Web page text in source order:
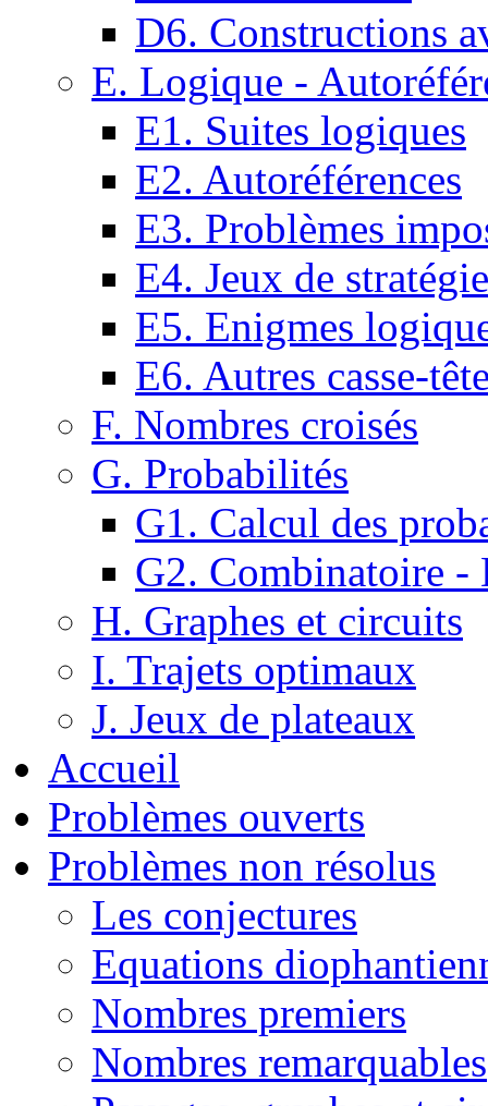
D6. Constructions
E. Logique -
E1. Suites logiques
E2. Autoréférences
E3. Problèmes
E4. Jeux de stratégie
E5. Enigmes
E6. Autres casse-
F. Nombres croisés
G. Probabilités
G1. Calcul des
G2. Combinatoire -
H. Graphes et circuits
I. Trajets optimaux
J. Jeux de plateaux
Accueil
Problèmes ouverts
Problèmes non résolus
Les conjectures
Equations
Nombres premiers
Nombres remarquables